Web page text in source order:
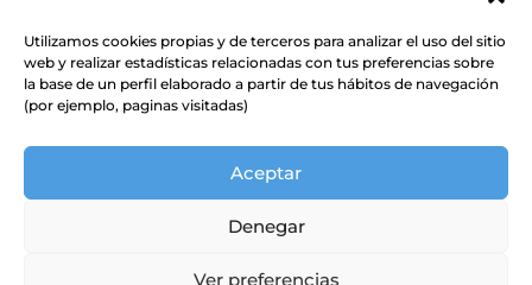
Utilizamos cookies propias y de terceros para analizar el uso del sitio
web y realizar estadísticas relacionadas con tus preferencias sobre
la base de un perfil elaborado a partir de tus hábitos de navegación
(por ejemplo, paginas visitadas)
Aceptar
Denegar
Ver preferencias
Aviso Legal,Protección de DatosyPolítica de
cookies
este sitio web está bajo una licencia Creative Commons
| Asociación de Utilidad Pública inscrita en el Registro Nacional de